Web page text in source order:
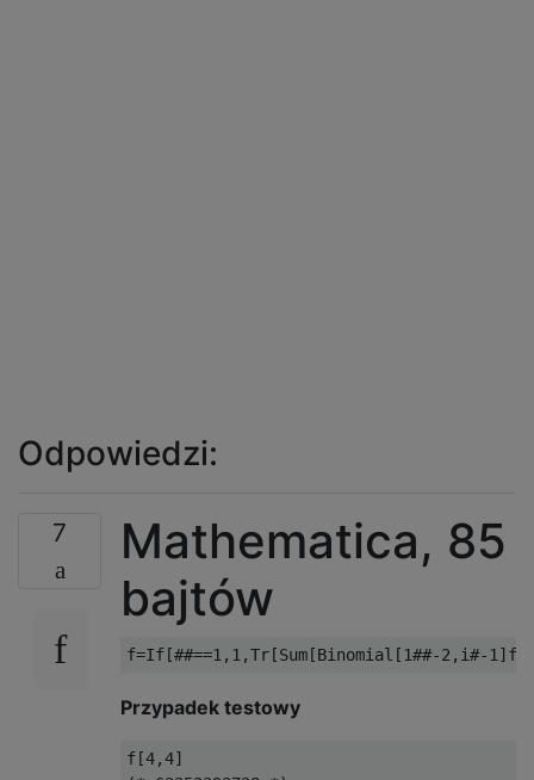
Odpowiedzi:
7
Mathematica, 85
bajtów
Przypadek testowy
f[4,4]